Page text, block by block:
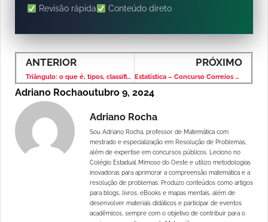
Revisão rápida
Conteúdo direto
ANTERIOR
Triângulo: o que é, tipos, classificação, ângulo
PRÓXIMO
Estatística – Concurso Correios 2008 – Banca CONSULPLAN
Adriano Rochaoutubro 9, 2024
Adriano Rocha
Sou Adriano Rocha, professor de Matemática com
mestrado e especialização em Resolução de Problemas,
além de expertise em concursos públicos. Leciono no
Colégio Estadual Mimoso do Oeste e utilizo metodologias
inovadoras para aprimorar a compreensão matemática e a
resolução de problemas. Produzo conteúdos como artigos
para blogs, livros, eBooks e mapas mentais, além de
desenvolver materiais didáticos e participar de eventos
acadêmicos, sempre com o objetivo de contribuir para o